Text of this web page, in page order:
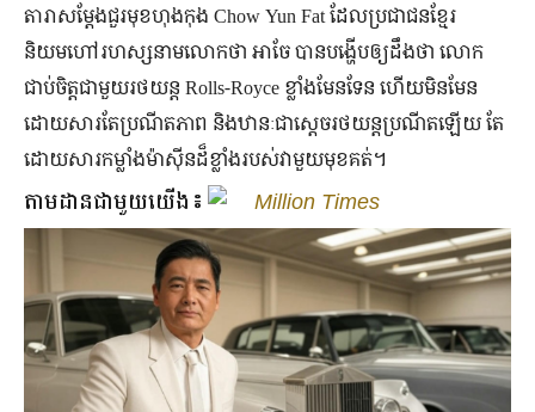
តារាសម្ដែងជួរមុខហុងកុង Chow Yun Fat ដែលប្រជាជនខ្មែរ
និយមហៅរហស្សនាមលោកថា អាចែ បានបង្ហើបឲ្យដឹងថា លោក
ជាប់ចិត្តជាមួយរថយន្ត Rolls-Royce ខ្លាំងមែនទែន ហើយមិនមែន
ដោយសារតែប្រណីតភាព និងឋានៈជាស្ដេចរថយន្តប្រណីតឡើយ តែ
ដោយសារកម្លាំងម៉ាស៊ីនដ៏ខ្លាំងរបស់វាមួយមុខគត់។
តាមដានជាមួយយើង៖ Million Times